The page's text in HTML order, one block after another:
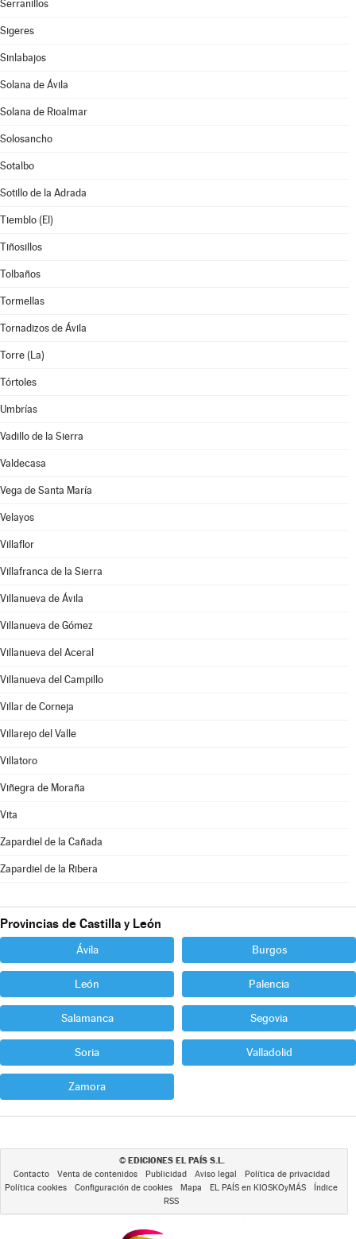
Serranillos
Sigeres
Sinlabajos
Solana de Ávila
Solana de Rioalmar
Solosancho
Sotalbo
Sotillo de la Adrada
Tiemblo (El)
Tiñosillos
Tolbaños
Tormellas
Tornadizos de Ávila
Torre (La)
Tórtoles
Umbrías
Vadillo de la Sierra
Valdecasa
Vega de Santa María
Velayos
Villaflor
Villafranca de la Sierra
Villanueva de Ávila
Villanueva de Gómez
Villanueva del Aceral
Villanueva del Campillo
Villar de Corneja
Villarejo del Valle
Villatoro
Viñegra de Moraña
Vita
Zapardiel de la Cañada
Zapardiel de la Ribera
Provincias de Castilla y León
Ávila Burgos
León Palencia
Salamanca Segovia
Soria Valladolid
Zamora
© EDICIONES EL PAÍS S.L.
Contacto Venta de contenidos Publicidad Aviso legal
Política de privacidad
Política cookies
Configuración de cookies Mapa EL PAÍS en KIOSKOyMÁS
Índice
RSS